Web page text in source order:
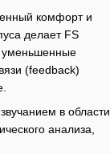
комфорт и
делает FS
уменьшенные
(feedback)
в области
анализа,